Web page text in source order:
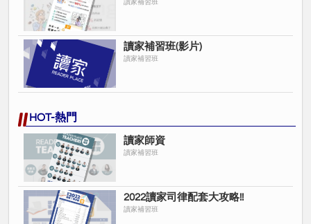
讀家補習班
讀家補習班(影片)
讀家補習班
HOT-熱門
讀家師資
讀家補習班
2022讀家司律配套大攻略!!
讀家補習班